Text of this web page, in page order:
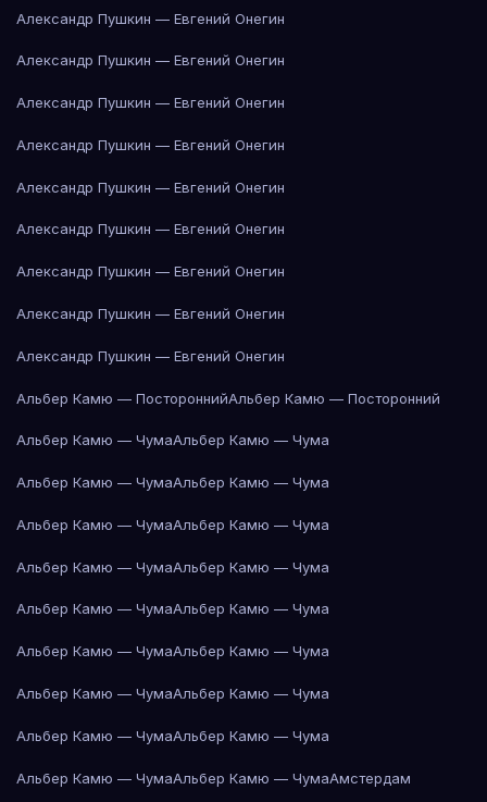
Александр Пушкин — Евгений Онегин
Александр Пушкин — Евгений Онегин
Александр Пушкин — Евгений Онегин
Александр Пушкин — Евгений Онегин
Александр Пушкин — Евгений Онегин
Александр Пушкин — Евгений Онегин
Александр Пушкин — Евгений Онегин
Александр Пушкин — Евгений Онегин
Александр Пушкин — Евгений Онегин
Альбер Камю — ПостороннийАльбер Камю — Посторонний
Альбер Камю — ЧумаАльбер Камю — Чума
Альбер Камю — ЧумаАльбер Камю — Чума
Альбер Камю — ЧумаАльбер Камю — Чума
Альбер Камю — ЧумаАльбер Камю — Чума
Альбер Камю — ЧумаАльбер Камю — Чума
Альбер Камю — ЧумаАльбер Камю — Чума
Альбер Камю — ЧумаАльбер Камю — Чума
Альбер Камю — ЧумаАльбер Камю — Чума
Альбер Камю — ЧумаАльбер Камю — ЧумаАмстердам